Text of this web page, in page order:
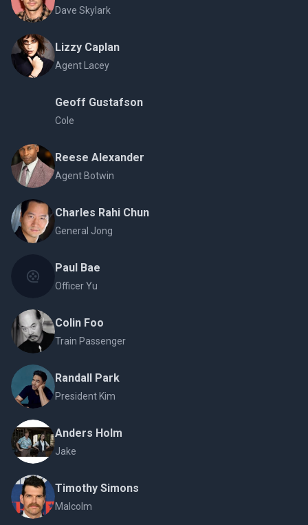
Dave Skylark
Lizzy Caplan
Agent Lacey
Geoff Gustafson
Cole
Reese Alexander
Agent Botwin
Charles Rahi Chun
General Jong
Paul Bae
Officer Yu
Colin Foo
Train Passenger
Randall Park
President Kim
Anders Holm
Jake
Timothy Simons
Malcolm